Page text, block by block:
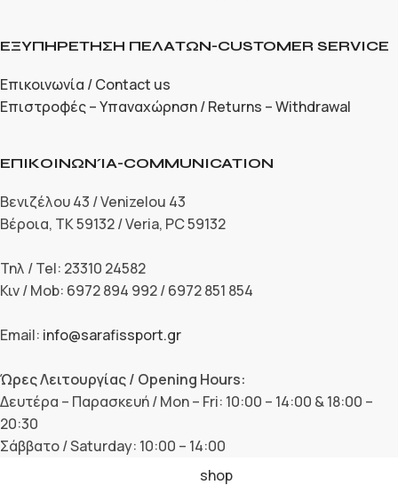
ΕΞΥΠΗΡΕΤΗΣΗ ΠΕΛΑΤΩΝ-CUSTOMER SERVICE
Επικοινωνία / Contact us
Επιστροφές – Υπαναχώρηση / Returns – Withdrawal
ΕΠΙΚΟΙΝΩΝΊΑ-COMMUNICATION
Βενιζέλου 43 / Venizelou 43
Βέροια, ΤΚ 59132 / Veria, PC 59132
Τηλ / Tel: 23310 24582
Κιν / Mob: 6972 894 992 / 6972 851 854
Email: info@sarafissport.gr
Ώρες Λειτουργίας / Opening Hours:
Δευτέρα – Παρασκευή / Mon – Fri: 10:00 – 14:00 & 18:00 –
20:30
Σάββατο / Saturday: 10:00 – 14:00
shop